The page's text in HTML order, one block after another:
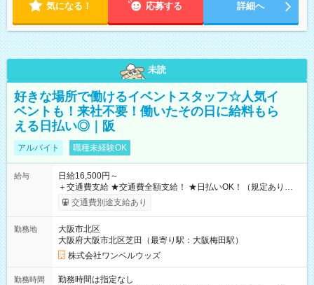
気になる！ 応募する 詳細へ
未読
好きな場所で働けるイベントスタッフ☆人気イ
ベントも！来社不要！働いたその日に給料もら
える日払い◎｜阪
アルバイト 職種未経験OK
給与
日給16,500円～
＋交通費支給 ★交通費全額支給！ ★日払いOK！（規定あり） ┗
働いたその日に現金GET♪ お仕事後はコンビニATMから 日払
交通費別途支給あり
勤務地
大阪市北区
大阪府大阪市北区芝田（最寄り駅：大阪梅田駅）
株式会社ワンベルウッズ
勤務時間
勤務時間は指定なし